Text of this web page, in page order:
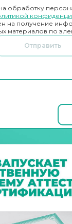
обработку
на получение
материалов по
Отправить